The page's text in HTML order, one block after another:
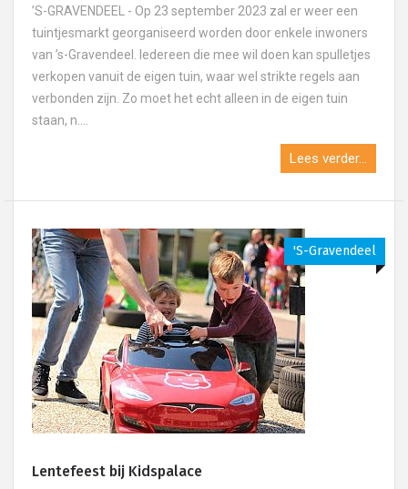
’S-GRAVENDEEL - Op 23 september 2023 zal er weer een
tuintjesmarkt georganiseerd worden door enkele inwoners
van ’s-Gravendeel. Iedereen die mee wil doen kan spulletjes
verkopen vanuit de eigen tuin, waar wel strikte regels aan
verbonden zijn. Zo moet het echt alleen in de eigen tuin
staan, n....
Lees verder...
's-Gravendeel
Lentefeest bij Kidspalace